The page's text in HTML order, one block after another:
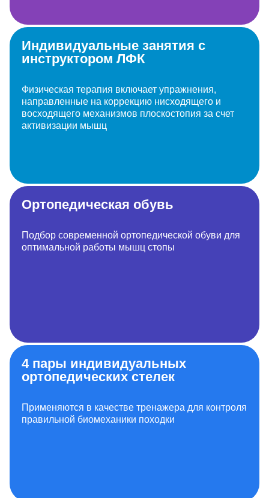
Индивидуальные занятия с
инструктором ЛФК
Физическая терапия включает упражнения,
направленные на коррекцию нисходящего и
восходящего механизмов плоскостопия за счет
активизации мышц
Ортопедическая обувь
Подбор современной ортопедической обуви для
оптимальной работы мышц стопы
4 пары индивидуальных
ортопедических стелек
Применяются в качестве тренажера для контроля
правильной биомеханики походки